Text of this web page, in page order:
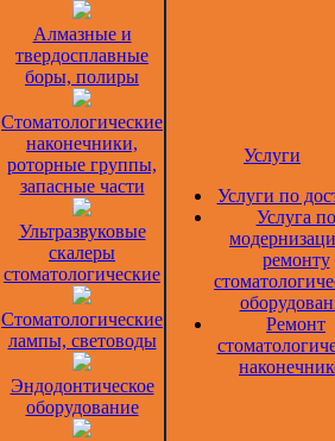
Алмазные и
твердосплавные
боры, полиры
Стоматологические
наконечники,
роторные группы,
запасные части
Ультразвуковые
скалеры
стоматологические
Стоматологические
лампы, световоды
Эндодонтическое
оборудование
Услуги
Услуги по
Услуга по
ремонту
Ремонт